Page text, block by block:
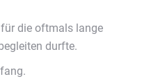
die oftmals lange
durfte.